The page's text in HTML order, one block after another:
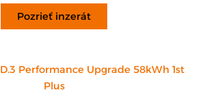
Pozrieť inzerát